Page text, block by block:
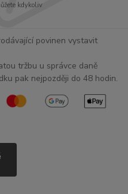
kdykoliv
povinen vystavit
tržbu u správce daně
pak nejpozději do 48 hodin.